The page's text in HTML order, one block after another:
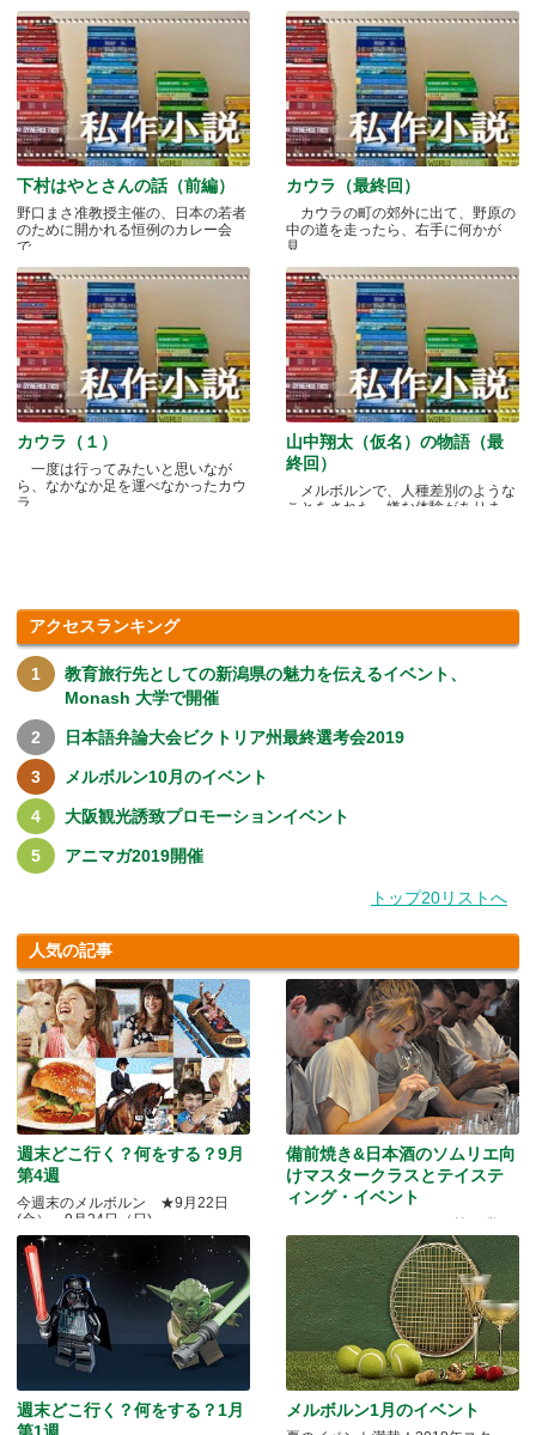
下村はやとさんの話（前編）
野口まさ准教授主催の、日本の若者
のために開かれる恒例のカレー会
で.....
カウラ（最終回）
カウラの町の郊外に出て、野原の
中の道を走ったら、右手に何かが
見.....
カウラ（１）
一度は行ってみたいと思いなが
ら、なかなか足を運べなかったカウ
ラ.....
山中翔太（仮名）の物語（最
終回）
メルボルンで、人種差別のような
ことをされた、嫌な体験がありま
アクセスランキング
教育旅行先としての新潟県の魅力を伝えるイベント、
Monash 大学で開催
日本語弁論大会ビクトリア州最終選考会2019
メルボルン10月のイベント
大阪観光誘致プロモーションイベント
アニマガ2019開催
トップ20リストへ
人気の記事
週末どこ行く？何をする？9月
第4週
今週末のメルボルン ★9月22日
(金）～9月24日（日)
備前焼き&日本酒のソムリエ向
けマスタークラスとテイステ
ィング・イベント
週末どこ行く？何をする？1月
メルボルン1月のイベント